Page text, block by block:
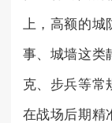
上，高额的城
事、城墙这类
克、步兵等常
在战场后期精